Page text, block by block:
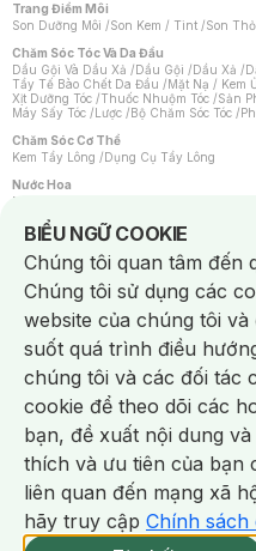
Trang Điểm Môi
Son Dưỡng Môi /Son Kem / Tint /Son
Chăm Sóc Tóc Và Da Đầu
Dầu Gội Và Dầu Xả /Dầu Gội /Dầu Xả /
Tẩy Tế Bào Chết Da Đầu /Mặt Nạ / Kem
Xịt Dưỡng Tóc /Thuốc Nhuộm Tóc /Sản
Máy Sấy Tóc /Lược /Bộ Chăm Sóc Tóc /
Chăm Sóc Cơ Thể
Kem Tẩy Lông /Dụng Cụ Tẩy Lông
Nước Hoa
Nước Hoa Nữ
Chăm Sóc Cá Nhân
Chống Muỗi /Khẩu Trang /Máy Massage
Sản Phẩm Chăm Sóc Khác /Bàn Chải
Hỗ Trợ Trắng Răng/Kem Đánh Răng /
Tăm / Chỉ Nha Khoa/ Xịt Thơm Miệng /
Khăn Ướt Vệ Sinh Vùng Kín/Băng Vệ
Máy Cạo Râu
Vấn Đề Về Da
Da Dầu / Lỗ Chân Lông To/ Da Khô /
Da Nhạy Cảm / Kích Ứng
Da Xỉn Màu
Quầng Thâm & Bọng Mắt /Sẹo /Viêm Da
Dụng Cụ / Phụ Kiện Chăm Sóc Da
Bông Tẩy Trang
Khăn Lau Mặt Khô
Dụng Cụ Chăm Sóc Khác
BIỂU NGỮ COOKIE
Notice about cookies usage
Chúng tôi quan tâm đến
Chúng tôi sử dụng các
website của chúng tôi
suốt quá trình điều
chúng tôi và các đối tác
cookie để theo dõi các
bạn, đề xuất nội dung
thích và ưu tiên của bạn
liên quan đến mạng xã
hãy truy cập Chính sách